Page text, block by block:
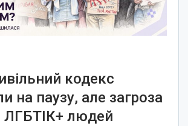
кодекс
на паузу, але загроза
ЛГБТІК+ людей